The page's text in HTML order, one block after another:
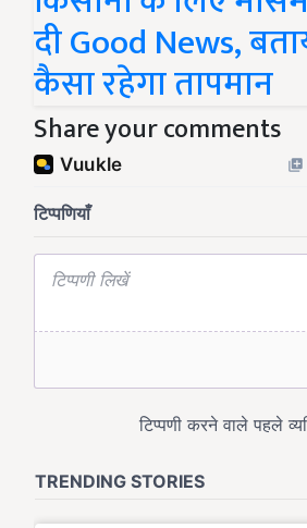
दी Good News,
कैसा रहेगा तापमान
Share your comments